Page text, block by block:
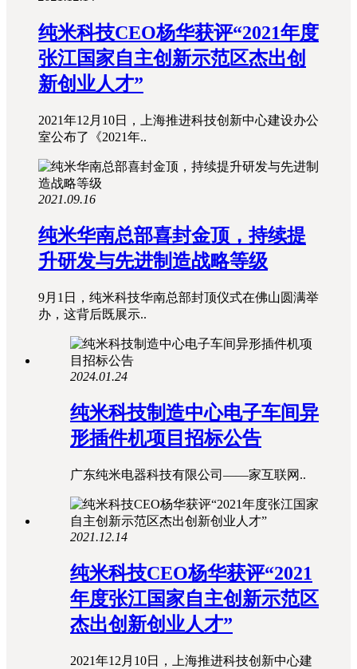
纯米科技CEO杨华获评“2021年度
张江国家自主创新示范区杰出创
新创业人才”
2021年12月10日，上海推进科技创新中心建设办公
室公布了《2021年..
2021.09.16
纯米华南总部喜封金顶，持续提
升研发与先进制造战略等级
9月1日，纯米科技华南总部封顶仪式在佛山圆满举
办，这背后既展示..
2024.01.24
纯米科技制造中心电子车间异
形插件机项目招标公告
广东纯米电器科技有限公司——家互联网..
2021.12.14
纯米科技CEO杨华获评“2021
年度张江国家自主创新示范区
杰出创新创业人才”
2021年12月10日，上海推进科技创新中心建